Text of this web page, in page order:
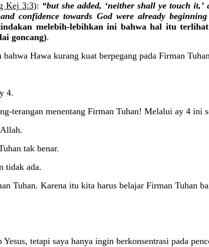
Kej 3:3): “but she added, ‘neither shall ye touch
confidence towards God were already
melebih-lebihkan ini bahwa hal itu
goncang).
Hawa kurang kuat berpegang pada Firman
4.
terangan menentang Firman Tuhan! Melalui ay 4 ini
tak benar.
tidak ada.
Tuhan. Karena itu kita harus belajar Firman Tuhan
Yesus, tetapi saya hanya ingin berkonsentrasi pada